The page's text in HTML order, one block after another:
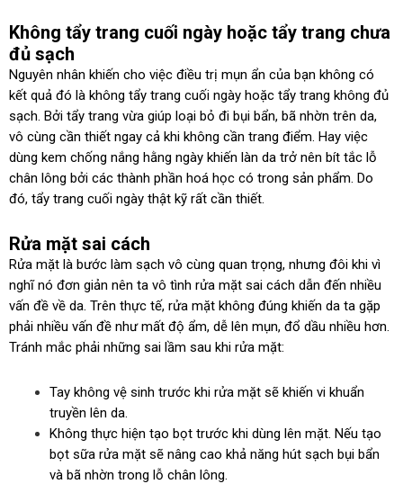
Không tẩy trang cuối ngày hoặc tẩy trang chưa
đủ sạch
Nguyên nhân khiến cho việc điều trị mụn ẩn của bạn không có
kết quả đó là không tẩy trang cuối ngày hoặc tẩy trang không đủ
sạch. Bởi tẩy trang vừa giúp loại bỏ đi bụi bẩn, bã nhờn trên da,
vô cùng cần thiết ngay cả khi không cần trang điểm. Hay việc
dùng kem chống nắng hằng ngày khiến làn da trở nên bít tắc lỗ
chân lông bởi các thành phần hoá học có trong sản phẩm. Do
đó, tẩy trang cuối ngày thật kỹ rất cần thiết.
Rửa mặt sai cách
Rửa mặt là bước làm sạch vô cùng quan trọng, nhưng đôi khi vì
nghĩ nó đơn giản nên ta vô tình rửa mặt sai cách dẫn đến nhiều
vấn đề về da. Trên thực tế, rửa mặt không đúng khiến da ta gặp
phải nhiều vấn đề như mất độ ẩm, dễ lên mụn, đổ dầu nhiều hơn.
Tránh mắc phải những sai lầm sau khi rửa mặt:
Tay không vệ sinh trước khi rửa mặt sẽ khiến vi khuẩn
truyền lên da.
Không thực hiện tạo bọt trước khi dùng lên mặt. Nếu tạo
bọt sữa rửa mặt sẽ nâng cao khả năng hút sạch bụi bẩn
và bã nhờn trong lỗ chân lông.